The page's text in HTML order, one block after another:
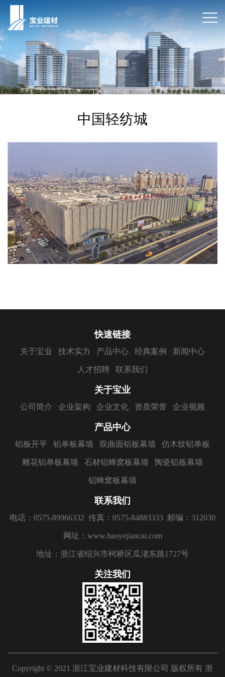
中国轻纺城
快速链接
关于宝业 技术实力 产品中心 经典案例 新闻中心
人才招聘 联系我们
关于宝业
公司简介 企业架构 企业文化 资质荣誉 企业视频
产品中心
铝板开平 铝单板幕墙 双曲面铝板幕墙 仿木纹铝单板
雕花铝单板幕墙 石材铝蜂窝板幕墙 陶瓷铝板幕墙
铝蜂窝板幕墙
联系我们
电话：0575-89966332 传真：0575-84883333 邮编：312030
网址：www.baoyejiancai.com
地址：浙江省绍兴市柯桥区瓜渚东路1727号
关注我们
Copyright © 2021 浙江宝业建材科技有限公司 版权所有 浙